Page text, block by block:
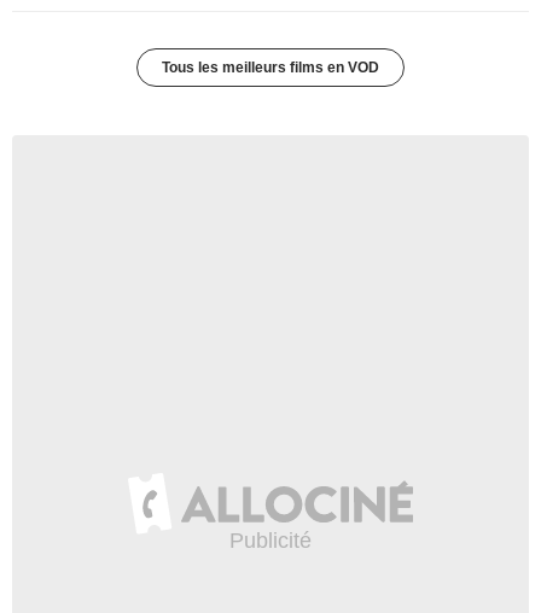
Tous les meilleurs films en VOD